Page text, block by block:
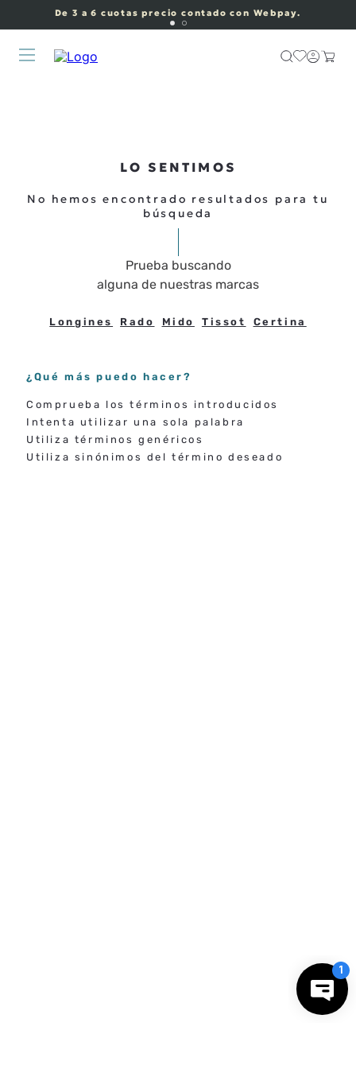
De 3 a 6 cuotas precio contado con Webpay.
LO SENTIMOS
No hemos encontrado resultados para tu
búsqueda
Prueba buscando
alguna de nuestras marcas
Longines Rado Mido Tissot Certina
¿Qué más puedo hacer?
Comprueba los términos introducidos
Intenta utilizar una sola palabra
Utiliza términos genéricos
Utiliza sinónimos del término deseado